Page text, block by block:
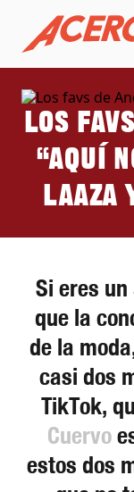
Los
“Aquí
Laaza
Si eres un
que la
de la
casi dos
TikTok,
Cuervo
estos dos